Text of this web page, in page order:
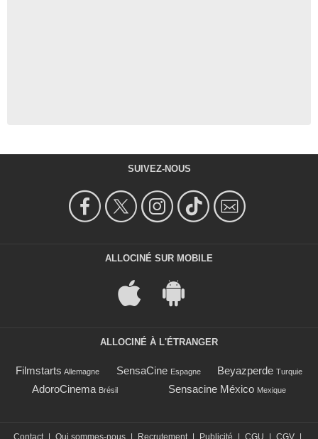
SUIVEZ-NOUS
ALLOCINÉ SUR MOBILE
ALLOCINÉ À L'ÉTRANGER
Filmstarts Allemagne SensaCine Espagne Beyazperde Turquie
AdoroCinema Brésil Sensacine México Mexique